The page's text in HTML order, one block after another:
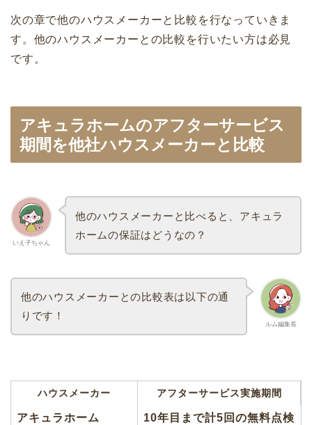
次の章で他のハウスメーカーと比較を行なっていきま
す。他のハウスメーカーとの比較を行いたい方は必見
です。
アキュラホームのアフターサービス
期間を他社ハウスメーカーと比較
いえ子ちゃん
他のハウスメーカーと比べると、アキュラ
ホームの保証はどうなの？
ルム編集長
他のハウスメーカーとの比較表は以下の通
りです！
ハウスメーカー アフターサービス実施期間
アキュラホーム 10年目まで計5回の無料点検